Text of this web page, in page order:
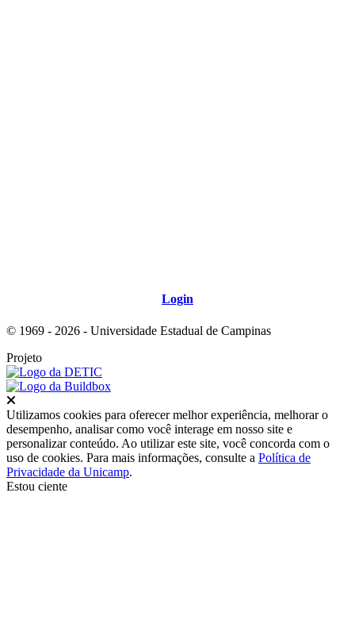
Login
© 1969 - 2026 - Universidade Estadual de Campinas
Projeto
Utilizamos cookies para oferecer melhor experiência, melhorar o
desempenho, analisar como você interage em nosso site e
personalizar conteúdo. Ao utilizar este site, você concorda com o
uso de cookies. Para mais informações, consulte a Política de
Privacidade da Unicamp.
Estou ciente